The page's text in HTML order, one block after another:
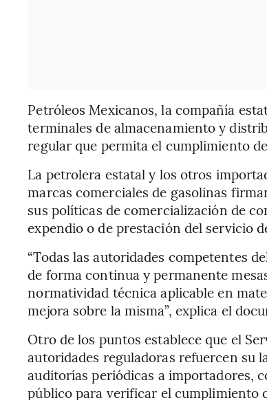
Petróleos Mexicanos, la compañía
terminales de almacenamiento y
regular que permita el cumplimiento
La petrolera estatal y los otros
marcas comerciales de gasolinas
sus políticas de comercialización de
expendio o de prestación del servicio
“Todas las autoridades competentes
de forma continua y permanente
normatividad técnica aplicable en
mejora sobre la misma”, explica el
Otro de los puntos establece que el
autoridades reguladoras refuercen su
auditorías periódicas a importadores,
público para verificar el cumplimiento